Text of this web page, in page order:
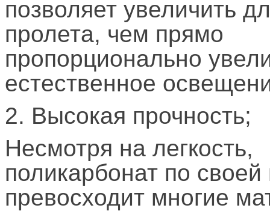
позволяет увеличить
пролета, чем прямо
пропорционально
естественное
2. Высокая прочность;
Несмотря на легкость,
поликарбонат по своей
превосходит многие